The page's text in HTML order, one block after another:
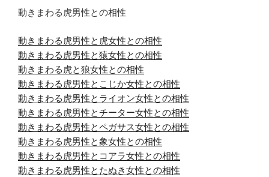
動きまわる虎男性との相性
動きまわる虎男性と虎女性との相性
動きまわる虎男性と猿女性との相性
動きまわる虎と狼女性との相性
動きまわる虎男性とこじか女性との相性
動きまわる虎男性とライオン女性との相性
動きまわる虎男性とチーター女性との相性
動きまわる虎男性とペガサス女性との相性
動きまわる虎男性と象女性との相性
動きまわる虎男性とコアラ女性との相性
動きまわる虎男性とたぬき女性との相性